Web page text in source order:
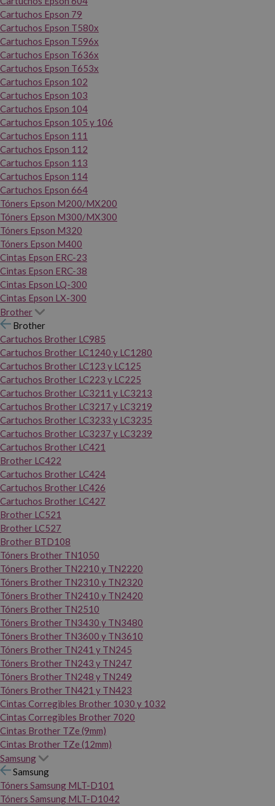
Cartuchos Epson 79
Cartuchos Epson T580x
Cartuchos Epson T596x
Cartuchos Epson T636x
Cartuchos Epson T653x
Cartuchos Epson 102
Cartuchos Epson 103
Cartuchos Epson 104
Cartuchos Epson 105 y 106
Cartuchos Epson 111
Cartuchos Epson 112
Cartuchos Epson 113
Cartuchos Epson 114
Cartuchos Epson 664
Tóners Epson M200/MX200
Tóners Epson M300/MX300
Tóners Epson M320
Tóners Epson M400
Cintas Epson ERC-23
Cintas Epson ERC-38
Cintas Epson LQ-300
Cintas Epson LX-300
Brother
Brother
Cartuchos Brother LC985
Cartuchos Brother LC1240 y LC1280
Cartuchos Brother LC123 y LC125
Cartuchos Brother LC223 y LC225
Cartuchos Brother LC3211 y LC3213
Cartuchos Brother LC3217 y LC3219
Cartuchos Brother LC3233 y LC3235
Cartuchos Brother LC3237 y LC3239
Cartuchos Brother LC421
Brother LC422
Cartuchos Brother LC424
Cartuchos Brother LC426
Cartuchos Brother LC427
Brother LC521
Brother LC527
Brother BTD108
Tóners Brother TN1050
Tóners Brother TN2210 y TN2220
Tóners Brother TN2310 y TN2320
Tóners Brother TN2410 y TN2420
Tóners Brother TN2510
Tóners Brother TN3430 y TN3480
Tóners Brother TN3600 y TN3610
Tóners Brother TN241 y TN245
Tóners Brother TN243 y TN247
Tóners Brother TN248 y TN249
Tóners Brother TN421 y TN423
Cintas Corregibles Brother 1030 y 1032
Cintas Corregibles Brother 7020
Cintas Brother TZe (9mm)
Cintas Brother TZe (12mm)
Samsung
Samsung
Tóners Samsung MLT-D101
Tóners Samsung MLT-D1042